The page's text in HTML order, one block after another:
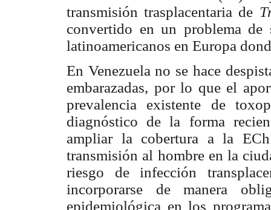
transmisión trasplacentaria de
convertido en un problema
latinoamericanos en Europa
En Venezuela no se hace
embarazadas, por lo que el
prevalencia existente de
diagnóstico de la forma
ampliar la cobertura a la
transmisión al hombre en la
riesgo de infección
incorporarse de manera
epidemiológica en los